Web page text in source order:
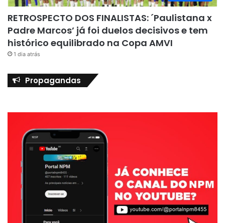
RETROSPECTO DOS FINALISTAS: ´Paulistana x
Padre Marcos’ já foi duelos decisivos e tem
histórico equilibrado na Copa AMVI
1 dia atrás
Propagandas